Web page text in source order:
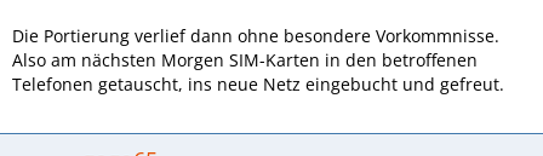
Die Portierung verlief dann ohne besondere Vorkommnisse.
Also am nächsten Morgen SIM-Karten in den betroffenen
Telefonen getauscht, ins neue Netz eingebucht und gefreut.